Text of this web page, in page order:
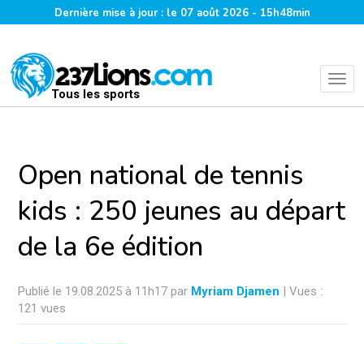
Dernière mise à jour : le 07 août 2026 - 15h48min
Tous les sports
Open national de tennis
kids : 250 jeunes au départ
de la 6e édition
Publié le 19.08.2025 à 11h17 par Myriam Djamen | Vues :
121 vues